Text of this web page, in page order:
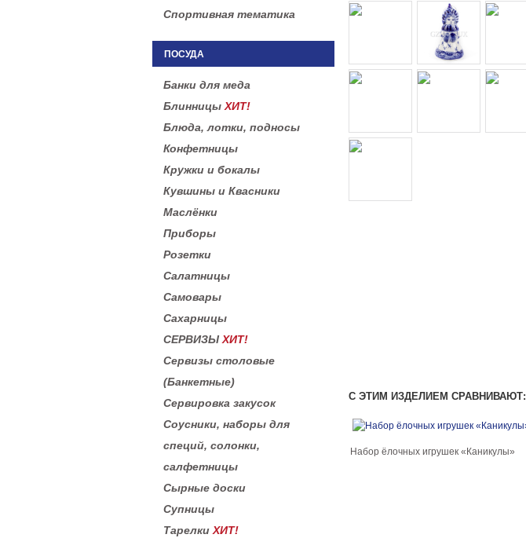
Спортивная тематика
ПОСУДА
Банки для меда
Блинницы ХИТ!
Блюда, лотки, подносы
Конфетницы
Кружки и бокалы
Кувшины и Квасники
Маслёнки
Приборы
Розетки
Салатницы
Самовары
Сахарницы
СЕРВИЗЫ ХИТ!
Сервизы столовые
(Банкетные)
Сервировка закусок
Соусники, наборы для
специй, солонки,
салфетницы
Сырные доски
Супницы
Тарелки ХИТ!
С ЭТИМ ИЗДЕЛИЕМ СРАВНИВАЮТ:
Набор ёлочных игрушек «Каникулы»